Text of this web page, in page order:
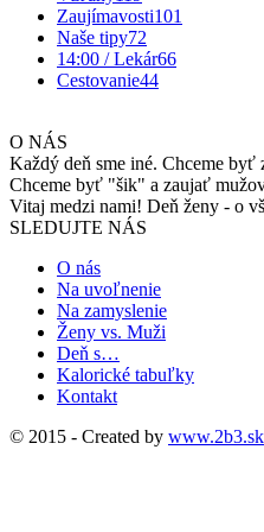
Zaujímavosti101
Naše tipy72
14:00 / Lekár66
Cestovanie44
O NÁS
Každý deň sme iné. Chceme byť
Chceme byť "šik" a zaujať
Vitaj medzi nami! Deň ženy - o
SLEDUJTE NÁS
O nás
Na uvoľnenie
Na zamyslenie
Ženy vs. Muži
Deň s…
Kalorické tabuľky
Kontakt
© 2015 - Created by www.2b3.sk